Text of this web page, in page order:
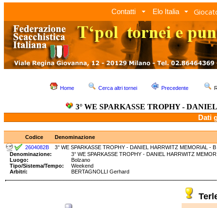
Contatti Elo Italia
Home Cerca altri tornei Precedente
3° WE SPARKASSE TROPHY -
Dati
Codice
Denominazione
2604082B
3° WE SPARKASSE TROPHY - DANIEL HARRWITZ MEMORIAL - B
Denominazione:
3° WE SPARKASSE TROPHY - DANIEL HARRWITZ
Luogo:
Bolzano
Tipo/Sistema/Tempo:
Weekend
Arbitri:
BERTAGNOLLI Gerhard